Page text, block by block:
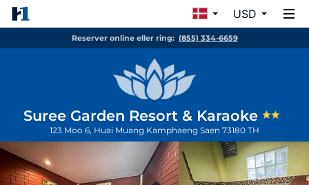
USD
Reserver online eller ring: (855) 334-6659
Suree Garden Resort & Karaoke
123 Moo 6, Huai Muang Kamphaeng Saen 73180 TH